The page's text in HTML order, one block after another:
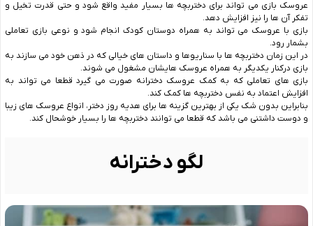
عروسک بازی می تواند برای دختربچه ها بسیار مفید واقع شود و حتی قدرت تخیل و
تفکر آن ها را نیز افزایش دهد.
بازی با عروسک می تواند به همراه دوستان کودک انجام شود و نوعی بازی تعاملی
بشمار رود.
در این زمان دختربچه ها با سناریوها و داستان های خیالی که در ذهن خود می سازند به
بازی درکنار یکدیگر به همراه عروسک هایشان مشغول می شوند.
بازی های تعاملی که به کمک عروسک دخترانه صورت می گیرد قطعا می تواند به
افزایش اعتماد به نفس دختربچه ها کمک کند.
بنابراین بدون شک یکی از بهترین گزینه ها برای هدیه روز دختر، انواع عروسک های زیبا
و دوست داشتنی می باشد که قطعا می توانند دختربچه ها را بسیار خوشحال کند.
لگو دخترانه